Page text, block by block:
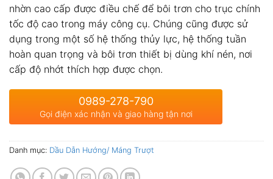
nhờn cao cấp được điều chế để bôi trơn cho trục chính
tốc độ cao trong máy công cụ. Chúng cũng được sử
dụng trong một số hệ thống thủy lực, hệ thống tuần
hoàn quan trọng và bôi trơn thiết bị dùng khí nén, nơi
cấp độ nhớt thích hợp được chọn.
0989-278-790
Gọi điện xác nhận và giao hàng tận nơi
Danh mục: Dầu Dẫn Hướng/ Máng Trượt